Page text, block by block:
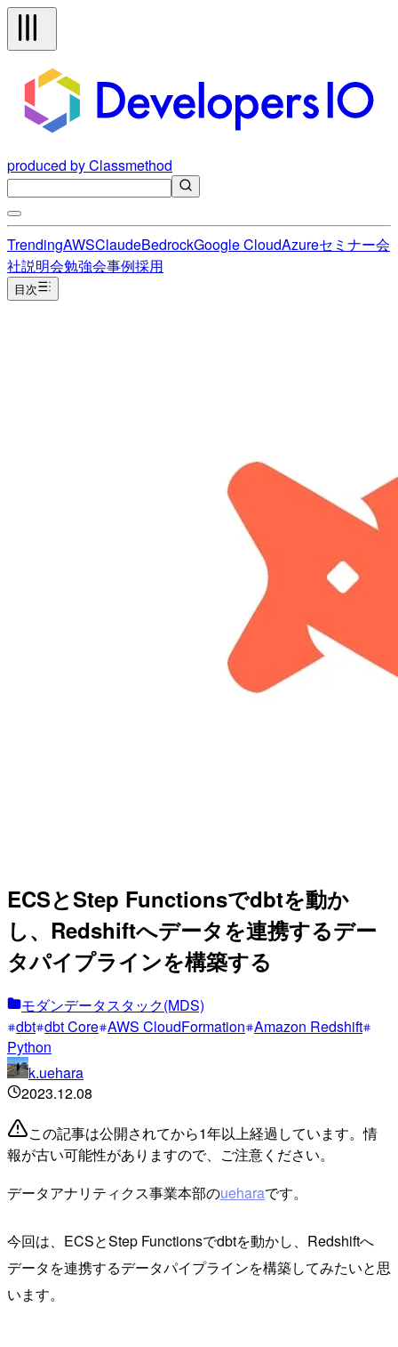
produced by Classmethod
TrendingAWSClaudeBedrockGoogle CloudAzureセミナー会
社説明会勉強会事例採用
目次
ECSとStep Functionsでdbtを動か
し、Redshiftへデータを連携するデー
タパイプラインを構築する
モダンデータスタック(MDS)
dbt dbt Core AWS CloudFormation Amazon Redshift
Python
k.uehara
2023.12.08
この記事は公開されてから1年以上経過しています。情
報が古い可能性がありますので、ご注意ください。
データアナリティクス事業本部のueharaです。
今回は、ECSとStep Functionsでdbtを動かし、Redshiftへ
データを連携するデータパイプラインを構築してみたいと思
います。